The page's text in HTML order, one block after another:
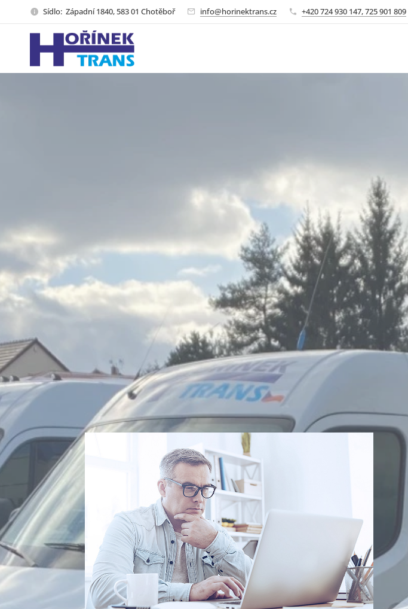
Sídlo: Západní 1840, 583 01 Chotěboř info@horinektrans.cz +420 724 930 147, 725 901 809